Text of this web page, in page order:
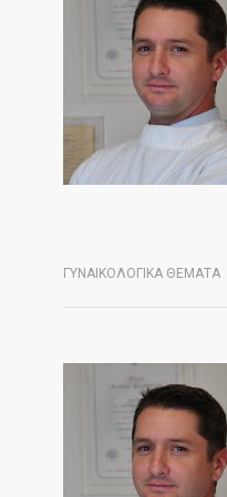
ΓΥΝΑΙΚΟΛΟΓΙΚΑ ΘΕΜΑΤΑ